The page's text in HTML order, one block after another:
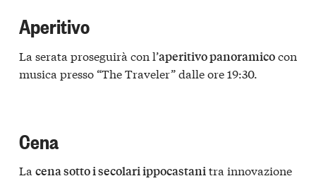
Aperitivo
La serata proseguirà con l’aperitivo panoramicocon
musica presso “The Traveler” dalle ore 19:30.
Cena
La cena sotto i secolari ippocastanitra innovazione